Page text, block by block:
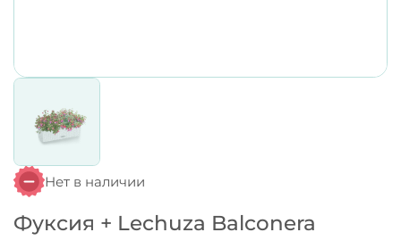
Нет в наличии
Фуксия + Lechuza Balconera